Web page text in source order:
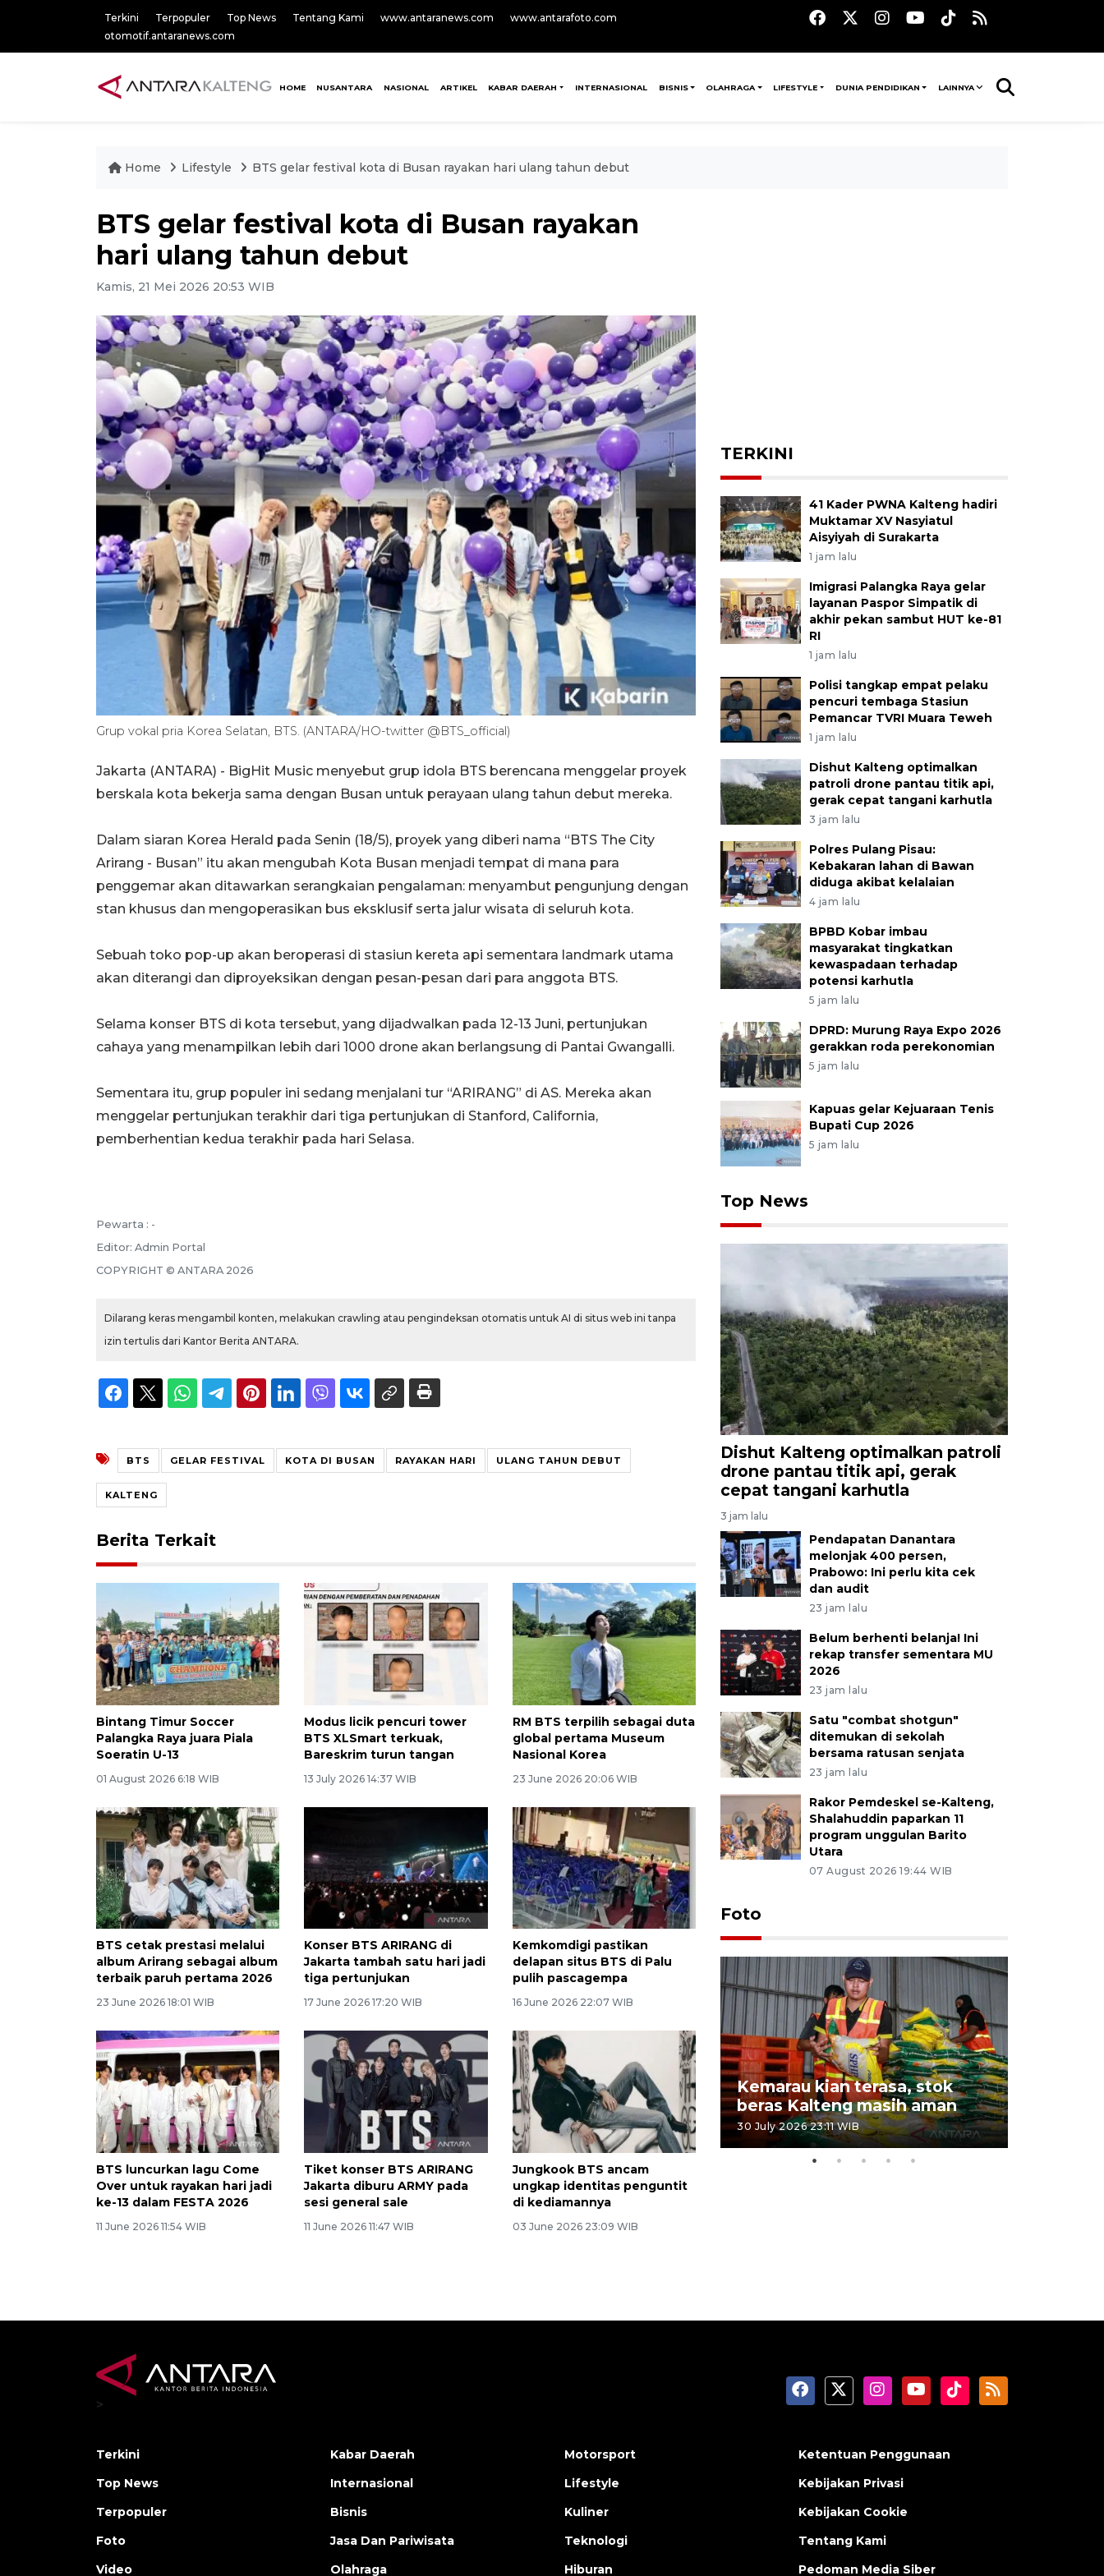
Terkini Terpopuler Top News Tentang Kami www.antaranews.com
www.antarafoto.com
otomotif.antaranews.com
HOME NUSANTARA NASIONAL ARTIKEL KABAR DAERAH INTERNASIONAL BISNIS OLAHRAGA LIFESTYLE DUNIA PENDIDIKAN LAINNYA
Home Lifestyle BTS gelar festival kota di Busan rayakan hari ulang tahun debut
BTS gelar festival kota di Busan rayakan
hari ulang tahun debut
Kamis, 21 Mei 2026 20:53 WIB
Grup vokal pria Korea Selatan, BTS. (ANTARA/HO-twitter @BTS_official)
Jakarta (ANTARA) - BigHit Music menyebut grup idola BTS berencana menggelar proyek
berskala kota bekerja sama dengan Busan untuk perayaan ulang tahun debut mereka.
Dalam siaran Korea Herald pada Senin (18/5), proyek yang diberi nama “BTS The City
Arirang - Busan” itu akan mengubah Kota Busan menjadi tempat di mana para
penggemar akan ditawarkan serangkaian pengalaman: menyambut pengunjung dengan
stan khusus dan mengoperasikan bus eksklusif serta jalur wisata di seluruh kota.
Sebuah toko pop-up akan beroperasi di stasiun kereta api sementara landmark utama
akan diterangi dan diproyeksikan dengan pesan-pesan dari para anggota BTS.
Selama konser BTS di kota tersebut, yang dijadwalkan pada 12-13 Juni, pertunjukan
cahaya yang menampilkan lebih dari 1000 drone akan berlangsung di Pantai Gwangalli.
Sementara itu, grup populer ini sedang menjalani tur “ARIRANG” di AS. Mereka akan
menggelar pertunjukan terakhir dari tiga pertunjukan di Stanford, California,
pemberhentian kedua terakhir pada hari Selasa.
Pewarta : -
Editor: Admin Portal
COPYRIGHT © ANTARA 2026
Dilarang keras mengambil konten, melakukan crawling atau pengindeksan otomatis untuk AI di situs web ini tanpa
izin tertulis dari Kantor Berita ANTARA.
BTS GELAR FESTIVAL KOTA DI BUSAN RAYAKAN HARI ULANG TAHUN DEBUT
KALTENG
Berita Terkait
Bintang Timur Soccer
Palangka Raya juara Piala
Soeratin U-13
01 August 2026 6:18 WIB
Modus licik pencuri tower
BTS XLSmart terkuak,
Bareskrim turun tangan
13 July 2026 14:37 WIB
RM BTS terpilih sebagai duta
global pertama Museum
Nasional Korea
23 June 2026 20:06 WIB
BTS cetak prestasi melalui
album Arirang sebagai album
terbaik paruh pertama 2026
23 June 2026 18:01 WIB
Konser BTS ARIRANG di
Jakarta tambah satu hari jadi
tiga pertunjukan
17 June 2026 17:20 WIB
Kemkomdigi pastikan
delapan situs BTS di Palu
pulih pascagempa
16 June 2026 22:07 WIB
BTS luncurkan lagu Come
Over untuk rayakan hari jadi
ke-13 dalam FESTA 2026
11 June 2026 11:54 WIB
Tiket konser BTS ARIRANG
Jakarta diburu ARMY pada
sesi general sale
11 June 2026 11:47 WIB
Jungkook BTS ancam
ungkap identitas penguntit
di kediamannya
03 June 2026 23:09 WIB
TERKINI
41 Kader PWNA Kalteng hadiri
Muktamar XV Nasyiatul
Aisyiyah di Surakarta
1 jam lalu
Imigrasi Palangka Raya gelar
layanan Paspor Simpatik di
akhir pekan sambut HUT ke-81
RI
1 jam lalu
Polisi tangkap empat pelaku
pencuri tembaga Stasiun
Pemancar TVRI Muara Teweh
1 jam lalu
Dishut Kalteng optimalkan
patroli drone pantau titik api,
gerak cepat tangani karhutla
3 jam lalu
Polres Pulang Pisau:
Kebakaran lahan di Bawan
diduga akibat kelalaian
4 jam lalu
BPBD Kobar imbau
masyarakat tingkatkan
kewaspadaan terhadap
potensi karhutla
5 jam lalu
DPRD: Murung Raya Expo 2026
gerakkan roda perekonomian
5 jam lalu
Kapuas gelar Kejuaraan Tenis
Bupati Cup 2026
5 jam lalu
Top News
Dishut Kalteng optimalkan patroli
drone pantau titik api, gerak
cepat tangani karhutla
3 jam lalu
Pendapatan Danantara
melonjak 400 persen,
Prabowo: Ini perlu kita cek
dan audit
23 jam lalu
Belum berhenti belanja! Ini
rekap transfer sementara MU
2026
23 jam lalu
Satu "combat shotgun"
ditemukan di sekolah
bersama ratusan senjata
23 jam lalu
Rakor Pemdeskel se-Kalteng,
Shalahuddin paparkan 11
program unggulan Barito
Utara
07 August 2026 19:44 WIB
Foto
Prediksi puncak musim
kemarau di Kalimantan
Tengah
22 July 2026 17:18 WIB
Kemarau kian terasa, stok
beras Kalteng masih aman
30 July 2026 23:11 WIB
>
Terkini
Top News
Terpopuler
Foto
Video
Kabar Daerah
Internasional
Bisnis
Jasa Dan Pariwisata
Olahraga
Motorsport
Lifestyle
Kuliner
Teknologi
Hiburan
Ketentuan Penggunaan
Kebijakan Privasi
Kebijakan Cookie
Tentang Kami
Pedoman Media Siber